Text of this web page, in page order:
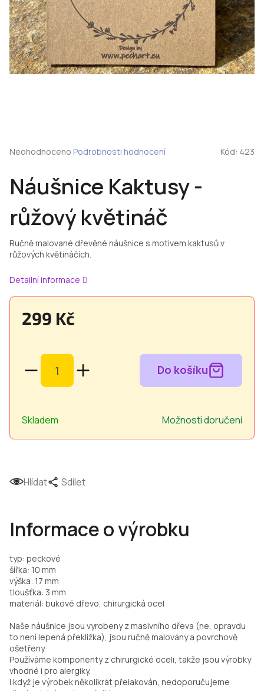
Náušnice Kaktusy -
růžový květináč
Ručně malované dřevěné náušnice s motivem kaktusů v
růžových květináčích.
Detailní informace
Hlídat Sdílet
299 Kč
Skladem Možnosti doručení
Průměrné
je
0,0
5
Neohodnoceno Podrobnosti hodnocení Kód: 423
Informace o výrobku
typ: peckové
šířka: 10 mm
výška: 17 mm
tloušťka: 3 mm
materiál: bukové dřevo, chirurgická ocel
Naše náušnice jsou vyrobeny z masivního dřeva (ne, opravdu
to není lepená překližka), jsou ručně malovány a povrchově
ošetřeny.
Používáme komponenty z chirurgické oceli, takže jsou výrobky
vhodné i pro alergiky.
I když je výrobek několikrát přelakován, nedoporučujeme